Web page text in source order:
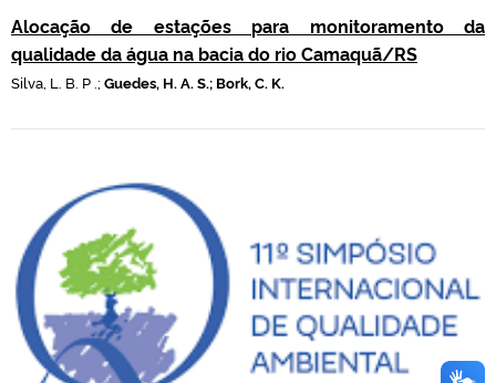
Alocação de estações para monitoramento da
qualidade da água na bacia do rio Camaquã/RS
Silva, L. B. P .; Guedes, H. A. S.; Bork, C. K.